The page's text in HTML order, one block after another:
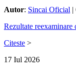
Autor: Sincai Oficial |
Rezultate
Citeste >
17 Iul 2026